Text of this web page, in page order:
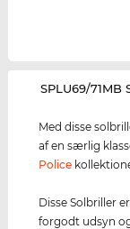
‌SPLU69/71MB
Med disse
af en særlig
Police
Disse Solbriller
forgodt udsyn